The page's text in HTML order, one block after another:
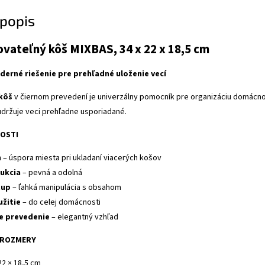
kôš MIXBAS, 34 x 22 x 18,5 cm
riešenie pre prehľadné uloženie vecí
v čiernom prevedení je univerzálny pomocník pre organizáciu
veci prehľadne usporiadané.
– úspora miesta pri ukladaní viacerých košov
– pevná a odolná
– ľahká manipulácia s obsahom
– do celej domácnosti
prevedenie – elegantný vzhľad